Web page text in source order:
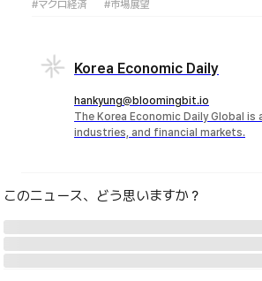
#マクロ経済 #市場展望
Korea Economic Daily
hankyung@bloomingbit.io
The Korea Economic Daily Global
industries, and financial markets.
このニュース、どう思いますか？